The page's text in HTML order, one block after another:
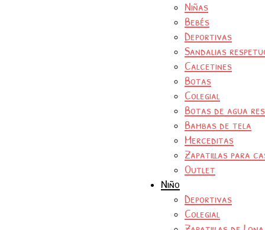
Niñas
Bebés
Deportivas
Sandalias
Calcetines
Botas
Colegial
Botas de agua
Bambas de tela
Merceditas
Zapatillas para
Outlet
Niño
Deportivas
Colegial